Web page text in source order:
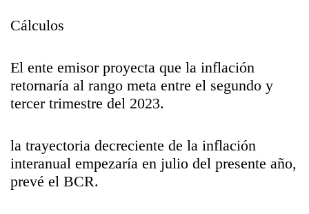
Cálculos
El ente emisor proyecta que la inflación
retornaría al rango meta entre el segundo y
tercer trimestre del 2023.
la trayectoria decreciente de la inflación
interanual empezaría en julio del presente año,
prevé el BCR.